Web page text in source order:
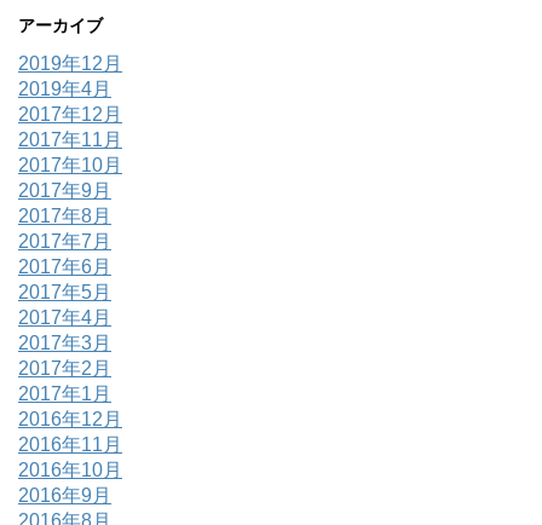
アーカイブ
2019年12月
2019年4月
2017年12月
2017年11月
2017年10月
2017年9月
2017年8月
2017年7月
2017年6月
2017年5月
2017年4月
2017年3月
2017年2月
2017年1月
2016年12月
2016年11月
2016年10月
2016年9月
2016年8月